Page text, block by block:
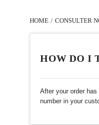
HOME CONSULTER
HOW DO I
After your order
number in your